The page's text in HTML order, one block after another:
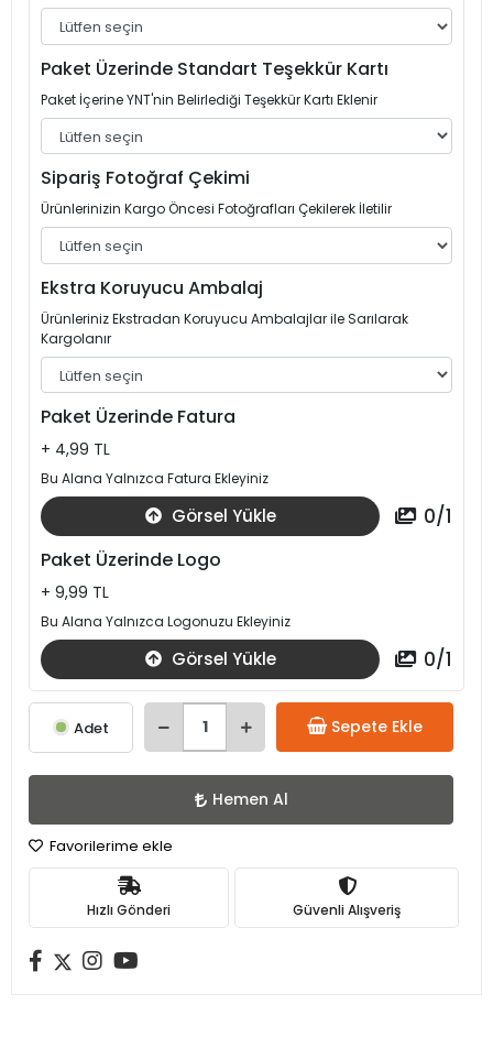
Paket Üzerinde Standart Teşekkür Kartı
Paket İçerine YNT'nin Belirlediği Teşekkür Kartı Eklenir
Sipariş Fotoğraf Çekimi
Ürünlerinizin Kargo Öncesi Fotoğrafları Çekilerek İletilir
Ekstra Koruyucu Ambalaj
Ürünleriniz Ekstradan Koruyucu Ambalajlar ile Sarılarak
Kargolanır
Paket Üzerinde Fatura
+ 4,99 TL
Bu Alana Yalnızca Fatura Ekleyiniz
Görsel Yükle 0/1
Paket Üzerinde Logo
+ 9,99 TL
Bu Alana Yalnızca Logonuzu Ekleyiniz
Görsel Yükle 0/1
Adet Sepete Ekle
Hemen Al
Favorilerime ekle
Hızlı Gönderi Güvenli Alışveriş